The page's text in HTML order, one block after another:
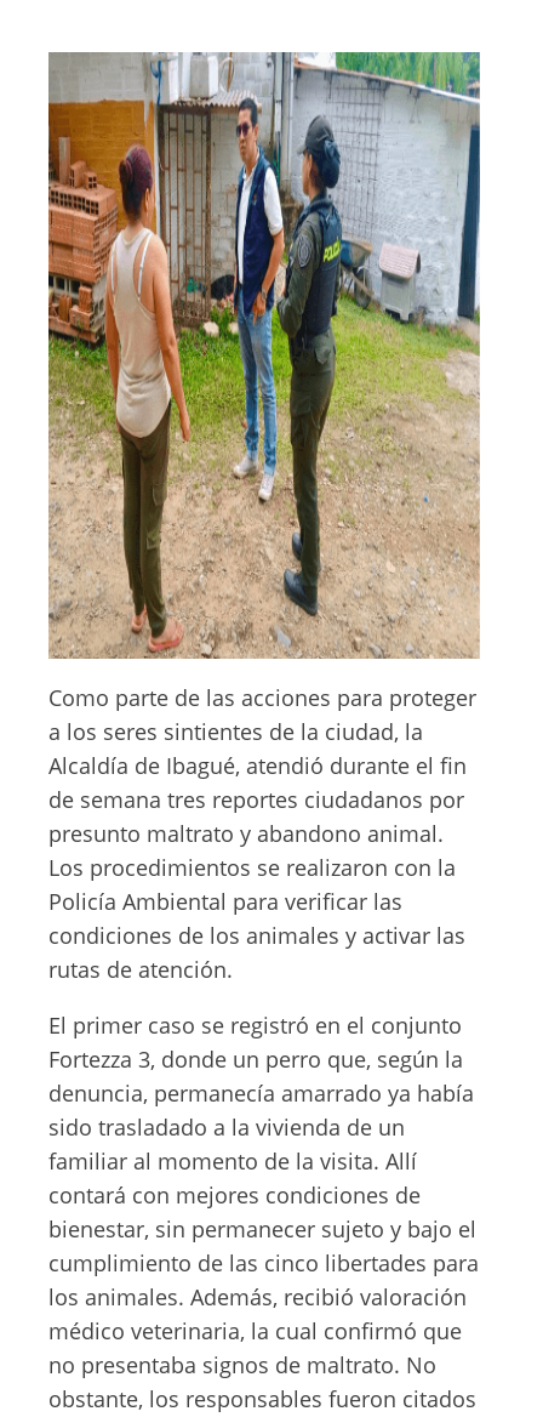
Como parte de las acciones para proteger
a los seres sintientes de la ciudad, la
Alcaldía de Ibagué, atendió durante el fin
de semana tres reportes ciudadanos por
presunto maltrato y abandono animal.
Los procedimientos se realizaron con la
Policía Ambiental para verificar las
condiciones de los animales y activar las
rutas de atención.
El primer caso se registró en el conjunto
Fortezza 3, donde un perro que, según la
denuncia, permanecía amarrado ya había
sido trasladado a la vivienda de un
familiar al momento de la visita. Allí
contará con mejores condiciones de
bienestar, sin permanecer sujeto y bajo el
cumplimiento de las cinco libertades para
los animales. Además, recibió valoración
médico veterinaria, la cual confirmó que
no presentaba signos de maltrato. No
obstante, los responsables fueron citados